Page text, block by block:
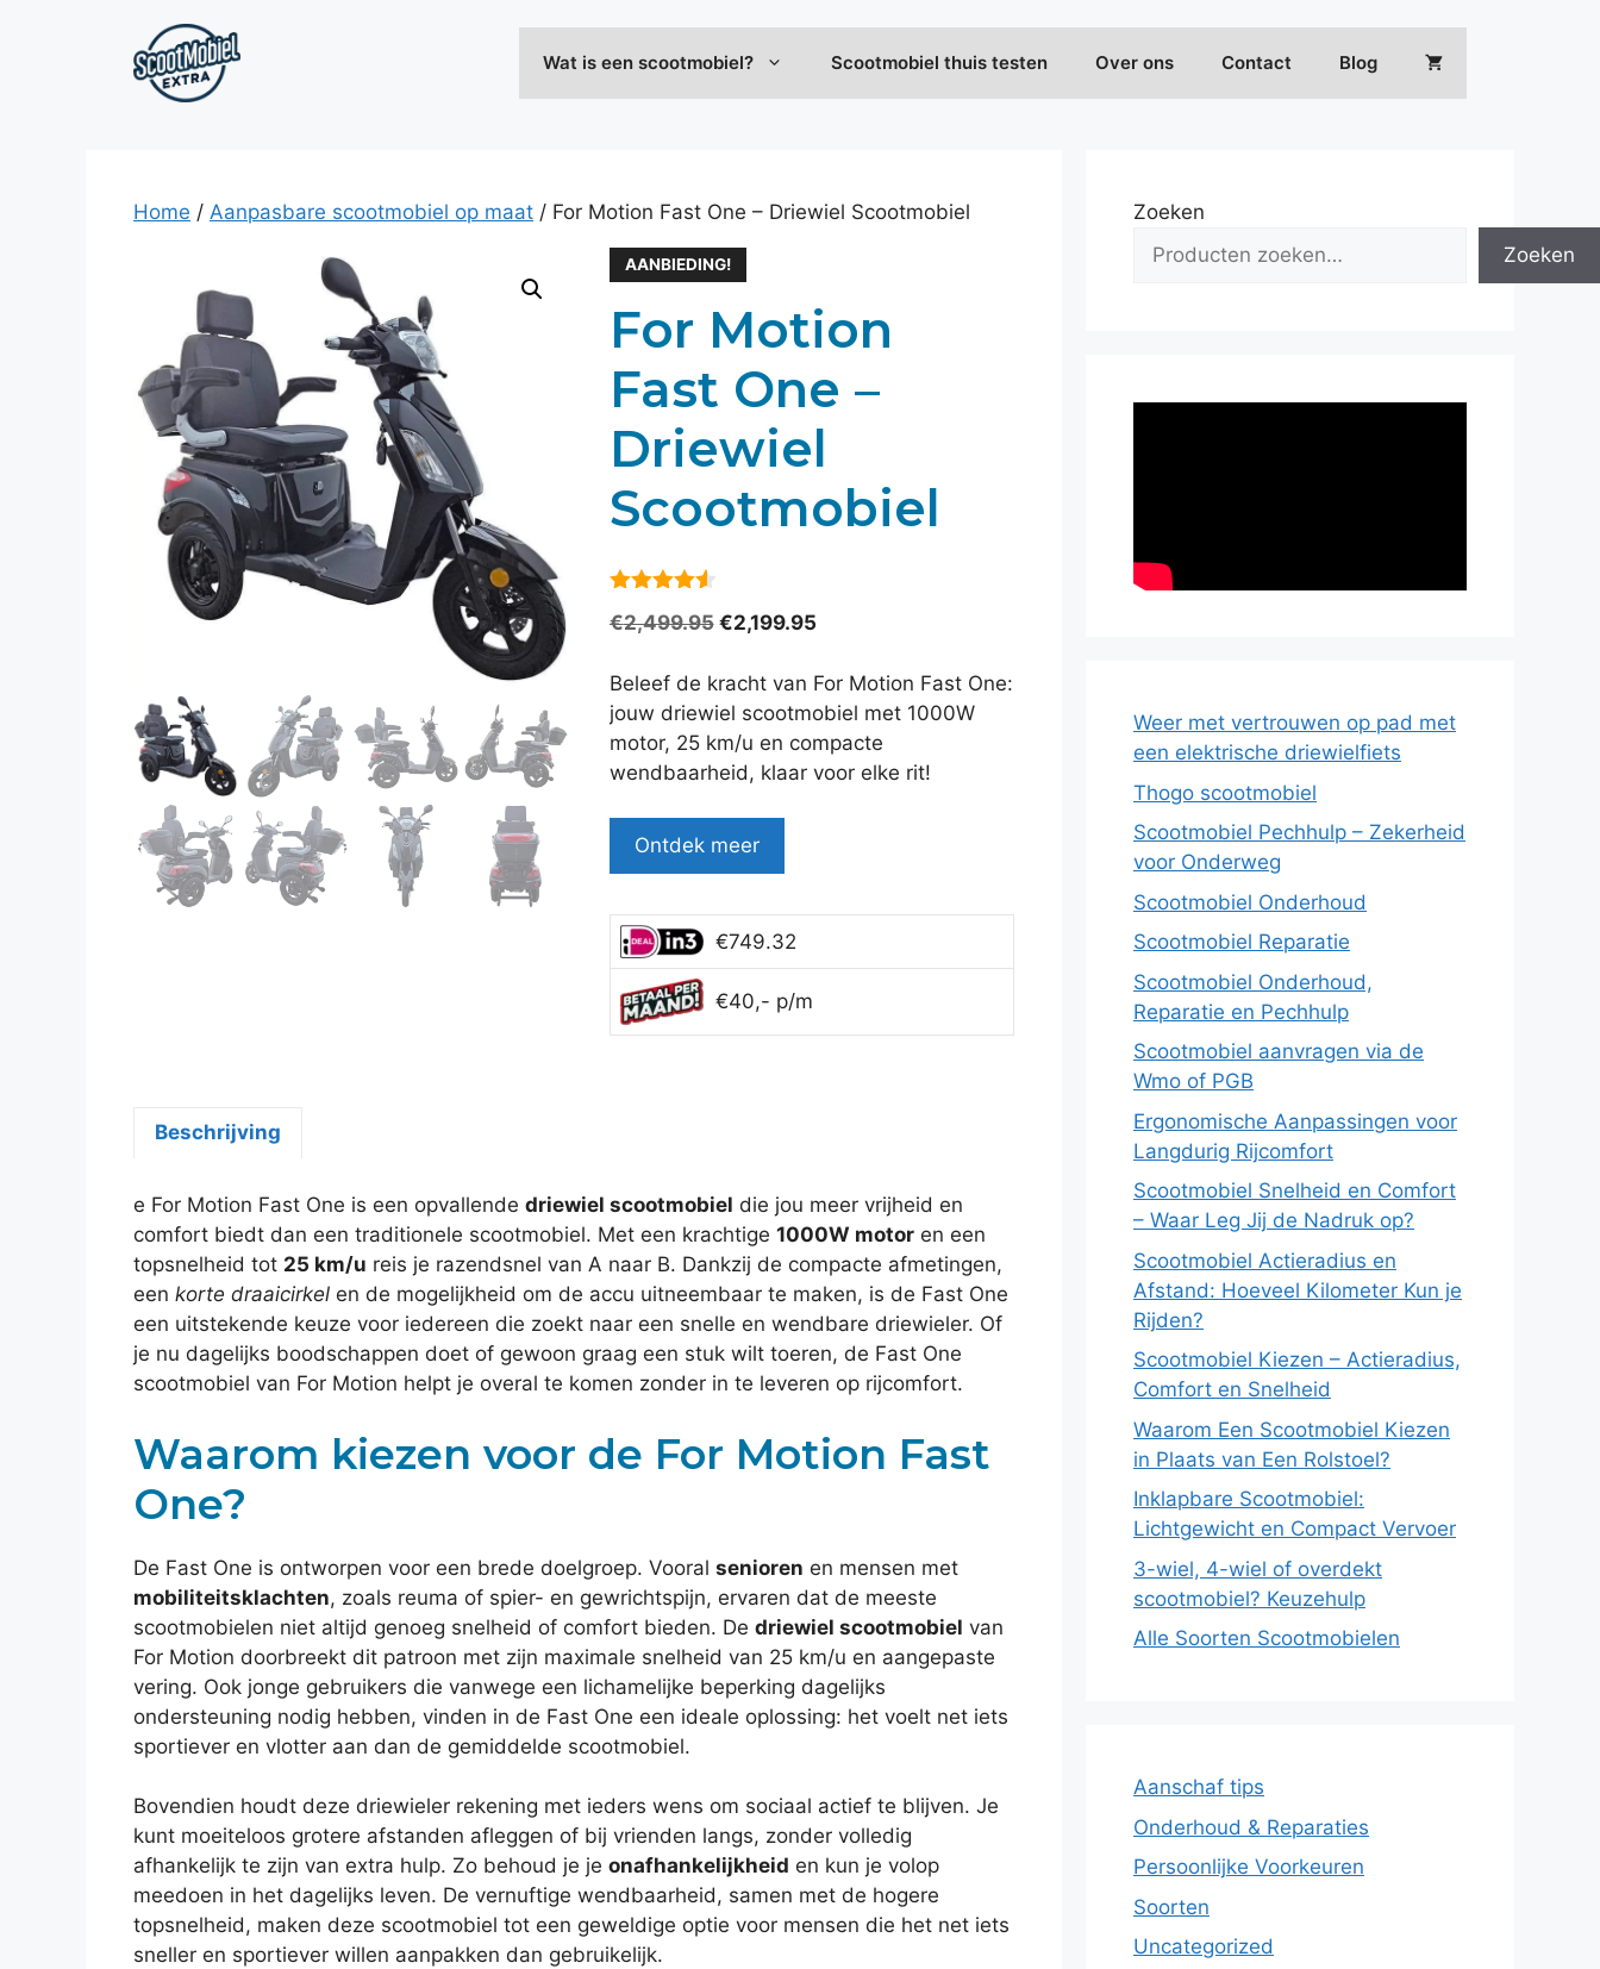
Wat is een scootmobiel? Scootmobiel thuis testen Over ons Contact Blog
Home / Aanpasbare scootmobiel op maat / For Motion Fast One – Driewiel Scootmobiel
AANBIEDING!
For Motion
Fast One –
Driewiel
Scootmobiel
€2,499.95 Oorspronkelijke
was:
€2,499.95.
€2,199.95Huidige
is:
€2,199.95.
Beleef de kracht van For Motion Fast One:
jouw driewiel scootmobiel met 1000W
motor, 25 km/u en compacte
wendbaarheid, klaar voor elke rit!
Ontdek meer
€749.32
€40,- p/m
Beschrijving
e For Motion Fast One is een opvallende driewiel scootmobiel die jou meer vrijheid en
comfort biedt dan een traditionele scootmobiel. Met een krachtige 1000W motor en een
topsnelheid tot 25 km/u reis je razendsnel van A naar B. Dankzij de compacte afmetingen,
een korte draaicirkel en de mogelijkheid om de accu uitneembaar te maken, is de Fast One
een uitstekende keuze voor iedereen die zoekt naar een snelle en wendbare driewieler. Of
je nu dagelijks boodschappen doet of gewoon graag een stuk wilt toeren, de Fast One
scootmobiel van For Motion helpt je overal te komen zonder in te leveren op rijcomfort.
Waarom kiezen voor de For Motion Fast
One?
De Fast One is ontworpen voor een brede doelgroep. Vooral senioren en mensen met
mobiliteitsklachten, zoals reuma of spier- en gewrichtspijn, ervaren dat de meeste
scootmobielen niet altijd genoeg snelheid of comfort bieden. De driewiel scootmobiel van
For Motion doorbreekt dit patroon met zijn maximale snelheid van 25 km/u en aangepaste
vering. Ook jonge gebruikers die vanwege een lichamelijke beperking dagelijks
ondersteuning nodig hebben, vinden in de Fast One een ideale oplossing: het voelt net iets
sportiever en vlotter aan dan de gemiddelde scootmobiel.
Bovendien houdt deze driewieler rekening met ieders wens om sociaal actief te blijven. Je
kunt moeiteloos grotere afstanden afleggen of bij vrienden langs, zonder volledig
afhankelijk te zijn van extra hulp. Zo behoud je je onafhankelijkheid en kun je volop
meedoen in het dagelijks leven. De vernuftige wendbaarheid, samen met de hogere
topsnelheid, maken deze scootmobiel tot een geweldige optie voor mensen die het net iets
sneller en sportiever willen aanpakken dan gebruikelijk.
Zoeken
Zoeken
Weer met vertrouwen op pad met
een elektrische driewielfiets
Thogo scootmobiel
Scootmobiel Pechhulp – Zekerheid
voor Onderweg
Scootmobiel Onderhoud
Scootmobiel Reparatie
Scootmobiel Onderhoud,
Reparatie en Pechhulp
Scootmobiel aanvragen via de
Wmo of PGB
Ergonomische Aanpassingen voor
Langdurig Rijcomfort
Scootmobiel Snelheid en Comfort
– Waar Leg Jij de Nadruk op?
Scootmobiel Actieradius en
Afstand: Hoeveel Kilometer Kun je
Rijden?
Scootmobiel Kiezen – Actieradius,
Comfort en Snelheid
Waarom Een Scootmobiel Kiezen
in Plaats van Een Rolstoel?
Inklapbare Scootmobiel:
Lichtgewicht en Compact Vervoer
3-wiel, 4-wiel of overdekt
scootmobiel? Keuzehulp
Alle Soorten Scootmobielen
Aanschaf tips
Onderhoud & Reparaties
Persoonlijke Voorkeuren
Soorten
Uncategorized